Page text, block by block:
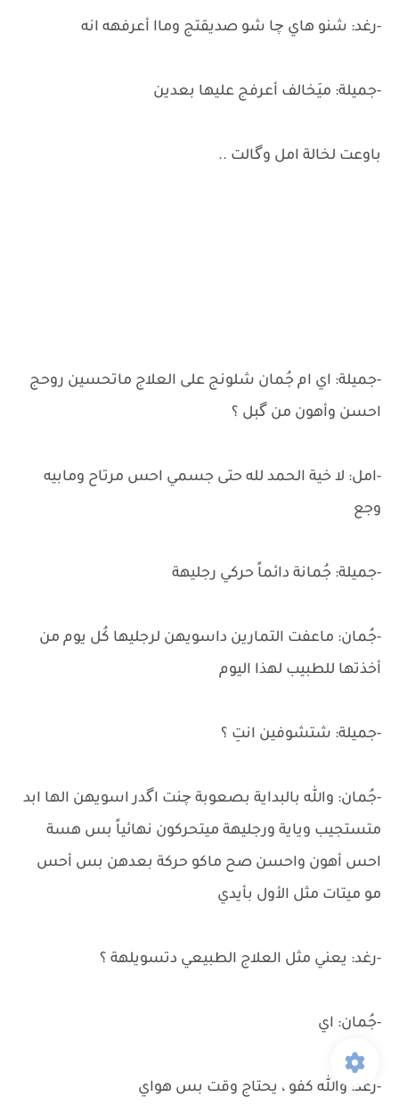
-رغد: شنو هاي چا شو صديقتج وماا أعرفهه انه
-جميلة: ميَخالف أعرفج عليها بعدين
باوعت لخالة امل وگالت ..
-جميلة: اي ام جُمان شلونج على العلاج ماتحسين روحج
احسن وأهون من گبل ؟
-امل: لا خية الحمد لله حتى جسمي احس مرتاح ومابيه
وجع
-جميلة: جُمانة دائماً حركي رجليهة
-جُمان: ماعفت التمارين داسويهن لرجليها كُل يوم من
أخذتها للطبيب لهذا اليوم
-جميلة: شتشوفين انتِ ؟
-جُمان: والله بالبداية بصعوبة چنت اگدر اسويهن الها ابد
متستجيب وياية ورجليهة ميتحركون نهائياً بس هسة
احس أهون واحسن صح ماكو حركة بعدهن بس أحس
مو ميتات مثل الأول بأيدي
-رغد: يعني مثل العلاج الطبيعي دتسويلهة ؟
-جُمان: اي
-رغد: والله كفو ، يحتاج وقت بس هواي